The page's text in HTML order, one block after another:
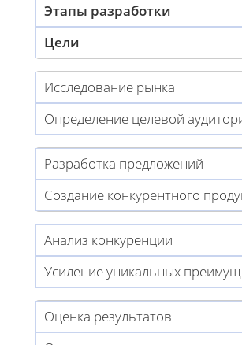
Этапы разработки
Цели
Исследование рынка
Определение целевой
Разработка предложений
Создание конкурентного
Анализ конкуренции
Усиление уникальных
Оценка результатов